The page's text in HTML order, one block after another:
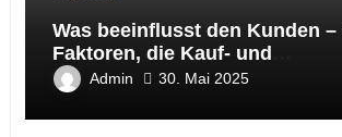
Was beeinflusst den Kunden –
Faktoren, die Kauf‑ und
Besuchsentscheidungen
steuern
Admin 30. Mai 2025